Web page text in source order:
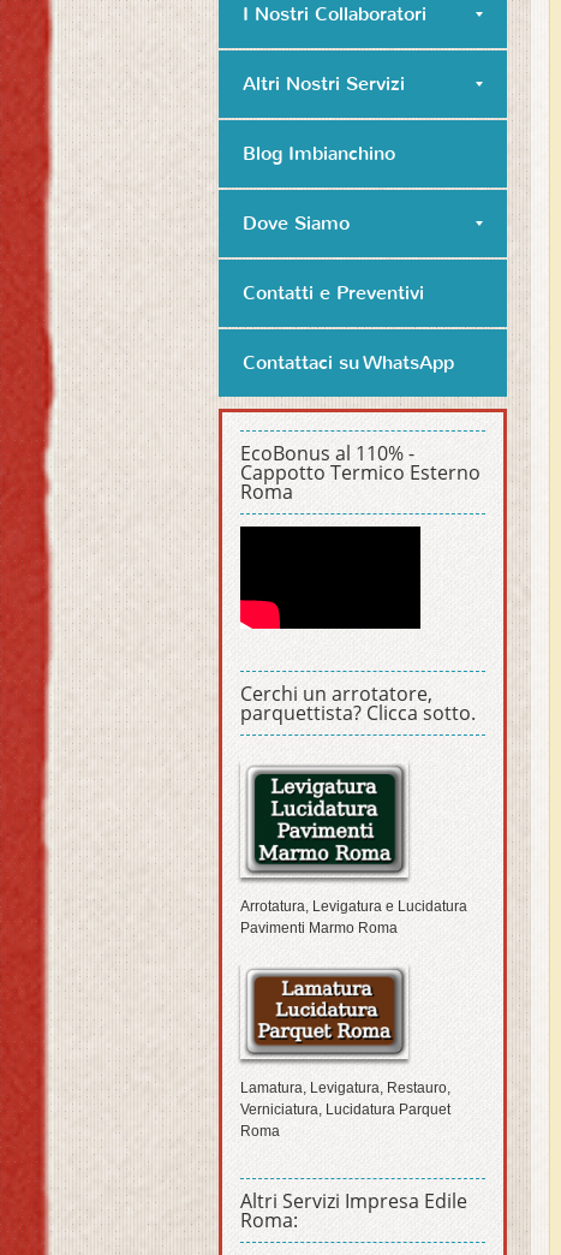
I Nostri Collaboratori
Altri Nostri Servizi
Blog Imbianchino
Dove Siamo
Contatti e Preventivi
Contattaci su WhatsApp
EcoBonus al 110% -
Cappotto Termico Esterno
Roma
Cerchi un arrotatore,
parquettista? Clicca sotto.
Arrotatura, Levigatura e Lucidatura
Pavimenti Marmo Roma
Lamatura, Levigatura, Restauro,
Verniciatura, Lucidatura Parquet
Roma
Altri Servizi Impresa Edile
Roma: